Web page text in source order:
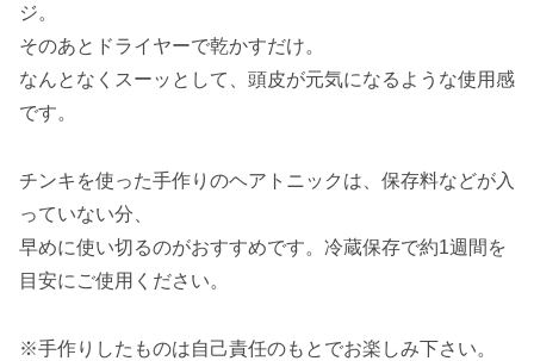
ジ。
そのあとドライヤーで乾かすだけ。
なんとなくスーッとして、頭皮が元気になるような使用感
です。
チンキを使った手作りのヘアトニックは、保存料などが入
っていない分、
早めに使い切るのがおすすめです。冷蔵保存で約1週間を
目安にご使用ください。
※手作りしたものは自己責任のもとでお楽しみ下さい。